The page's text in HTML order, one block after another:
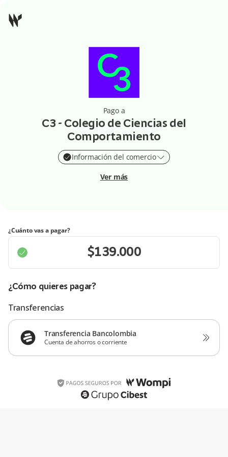
Pago a
C3 - Colegio de Ciencias del
Comportamiento
Información del comercio
Ver más
¿Cuánto vas a pagar?
¿Cómo quieres pagar?
Transferencias
Transferencia Bancolombia
Cuenta de ahorros o corriente